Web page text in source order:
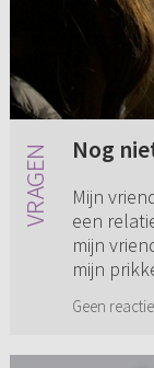
Nog
Mijn
een
mijn
mijn
Geen